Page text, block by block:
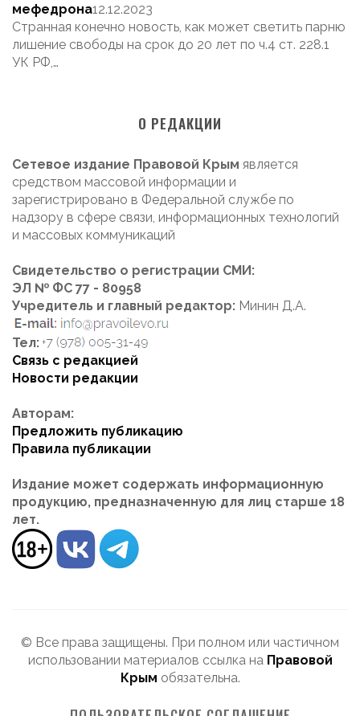
мефедрона12.12.2023
Странная конечно новость, как может светить парню
лишение свободы на срок до 20 лет по ч.4 ст. 228.1
УК РФ,…
О РЕДАКЦИИ
Сетевое издание Правовой Крым является
средством массовой информации и
зарегистрировано в Федеральной службе по
надзору в сфере связи, информационных технологий
и массовых коммуникаций
Свидетельство о регистрации СМИ:
ЭЛ № ФС 77 - 80958
Учредитель и главный редактор: Минин Д.А.
Тел:
Связь с редакцией
Новости редакции
Авторам:
Предложить публикацию
Правила публикации
Издание может содержать информационную
продукцию, предназначенную для лиц старше 18
лет.
© Все права защищены. При полном или частичном
использовании материалов ссылка на Правовой
Крым обязательна.